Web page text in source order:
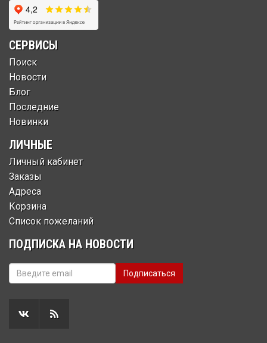
СЕРВИСЫ
Поиск
Новости
Блог
Последние
Новинки
ЛИЧНЫЕ
Личный кабинет
Заказы
Адреса
Корзина
Список пожеланий
ПОДПИСКА НА НОВОСТИ